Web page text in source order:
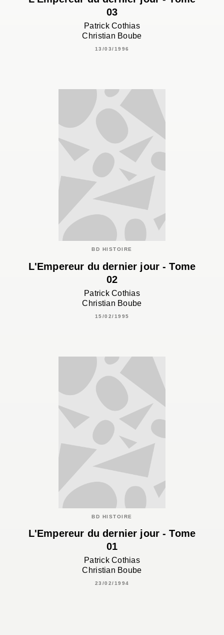
03
Patrick Cothias
Christian Boube
13/03/1996
BD HISTOIRE
L'Empereur du dernier jour - Tome
02
Patrick Cothias
Christian Boube
15/02/1995
BD HISTOIRE
L'Empereur du dernier jour - Tome
01
Patrick Cothias
Christian Boube
23/02/1994